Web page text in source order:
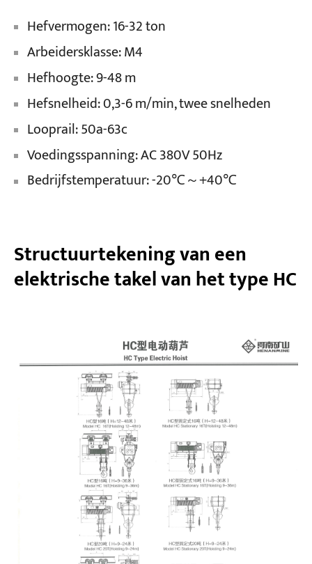
Hefvermogen: 16-32 ton
Arbeidersklasse: M4
Hefhoogte: 9-48 m
Hefsnelheid: 0,3-6 m/min, twee snelheden
Looprail: 50a-63c
Voedingsspanning: AC 380V 50Hz
Bedrijfstemperatuur: -20℃～+40℃
Structuurtekening van een
elektrische takel van het type HC